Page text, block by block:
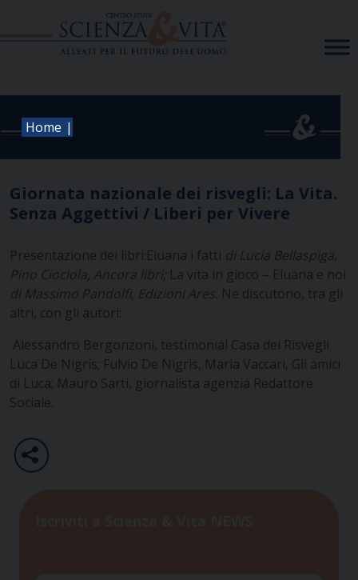
Home |
Giornata nazionale dei risvegli: La Vita.
Senza Aggettivi / Liberi per Vivere
Presentazione dei libri:Eluana i fatti di Lucia Bellaspiga,
Pino Ciociola, Ancora libri; La vita in gioco – Eluana e noi
di Massimo Pandolfi, Edizioni Ares. Ne discutono, tra gli
altri, con gli autori:
Alessandro Bergonzoni, testimonial Casa dei Risvegli
Luca De Nigris; Fulvio De Nigris, Maria Vaccari, Gli amici
di Luca; Mauro Sarti, giornalista agenzia Redattore
Sociale.